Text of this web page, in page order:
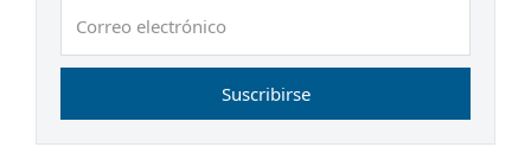
electrónico
Suscribirse